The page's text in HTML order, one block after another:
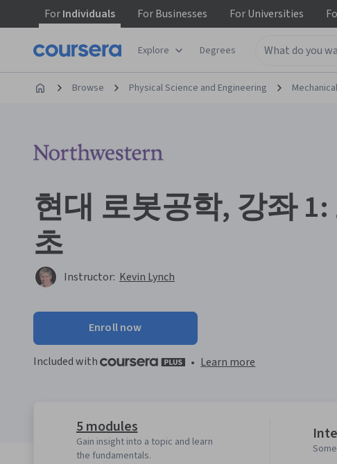
ForIndividuals ForBusinesses ForUniversities
Explore Degrees
Browse Physical Science and Engineering
현대 로봇공학, 강좌
초
Instructor: Kevin Lynch
Enroll now
Included with • Learn more
5 modules
Gain insight into a topic and learn
the fundamentals.